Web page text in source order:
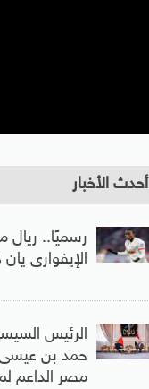
أحدث الأخبار
رسميًا.. ريال
الإيفوارى يان
الرئيس
حمد بن
مصر الداعم